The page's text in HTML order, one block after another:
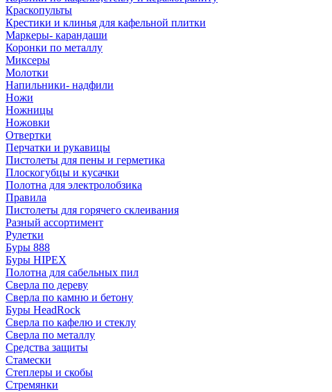
Краскопульты
Крестики и клинья для кафельной плитки
Маркеры- карандаши
Коронки по металлу
Миксеры
Молотки
Напильники- надфили
Ножи
Ножницы
Ножовки
Отвертки
Перчатки и рукавицы
Пистолеты для пены и герметика
Плоскогубцы и кусачки
Полотна для электролобзика
Правила
Пистолеты для горячего склеивания
Разный ассортимент
Рулетки
Буры 888
Буры HIPEX
Полотна для сабельных пил
Сверла по дереву
Сверла по камню и бетону
Буры HeadRock
Сверла по кафелю и стеклу
Сверла по металлу
Средства защиты
Стамески
Степлеры и скобы
Стремянки